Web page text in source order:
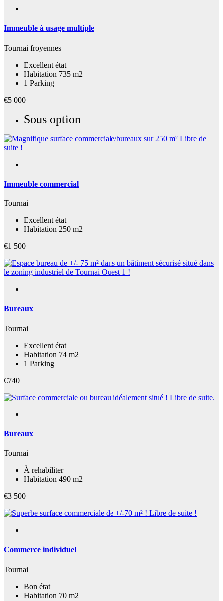
Immeuble à usage multiple
Tournai froyennes
Excellent état
Habitation 735 m2
1 Parking
€5 000
Sous option
Immeuble commercial
Tournai
Excellent état
Habitation 250 m2
€1 500
Bureaux
Tournai
Excellent état
Habitation 74 m2
1 Parking
€740
Bureaux
Tournai
À rehabiliter
Habitation 490 m2
€3 500
Commerce individuel
Tournai
Bon état
Habitation 70 m2